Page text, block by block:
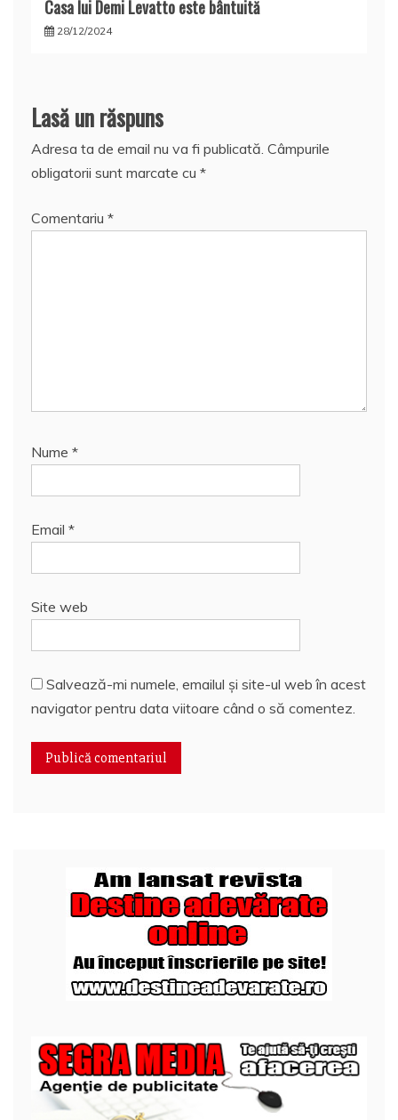
Casa lui Demi Levatto este bântuită
28/12/2024
Lasă un răspuns
Adresa ta de email nu va fi publicată. Câmpurile
obligatorii sunt marcate cu *
Comentariu *
Nume *
Email *
Site web
Salvează-mi numele, emailul și site-ul web în acest
navigator pentru data viitoare când o să comentez.